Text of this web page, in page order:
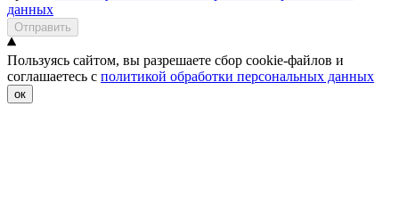
данных
Отправить
Пользуясь сайтом, вы разрешаете сбор cookie-файлов и
соглашаетесь с политикой обработки персональных данных
ок